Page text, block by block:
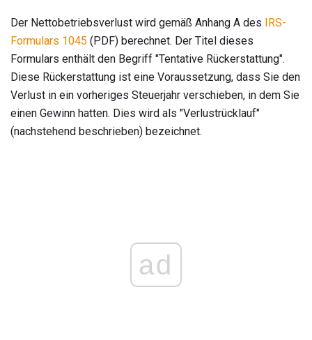
Der Nettobetriebsverlust wird gemäß Anhang A des IRS-
Formulars 1045 (PDF) berechnet. Der Titel dieses
Formulars enthält den Begriff "Tentative Rückerstattung".
Diese Rückerstattung ist eine Voraussetzung, dass Sie den
Verlust in ein vorheriges Steuerjahr verschieben, in dem Sie
einen Gewinn hatten. Dies wird als "Verlustrücklauf"
(nachstehend beschrieben) bezeichnet.
ad